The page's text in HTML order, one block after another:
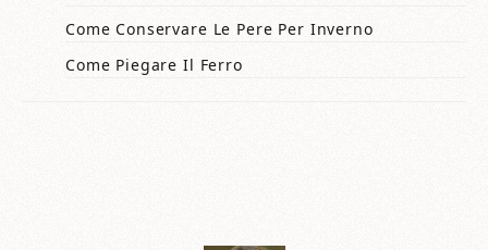
Come Conservare Le Pere Per Inverno
Come Piegare Il Ferro